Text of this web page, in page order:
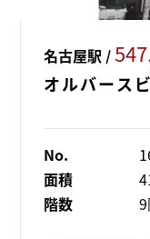
名古屋駅 /
オルバース
No.
面積
階数